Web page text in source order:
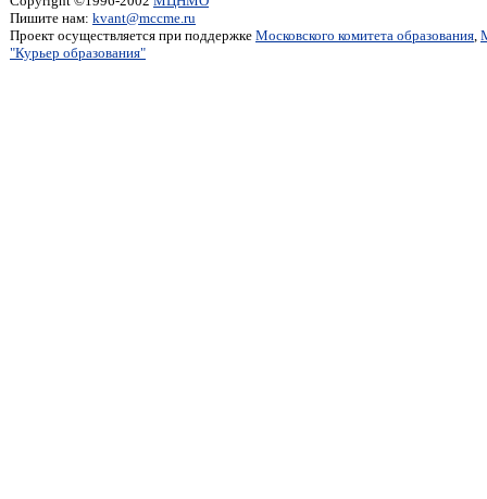
Пишите нам: kvant@mccme.ru
Проект осуществляется при поддержке Московского комитета образования,
"Курьер образования"